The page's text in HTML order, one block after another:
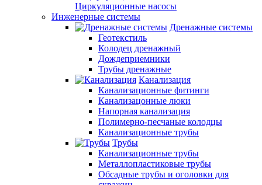
Циркуляционные насосы
Инженерные системы
Дренажные системы
Геотекстиль
Колодец дренажный
Дождеприемники
Трубы дренажные
Канализация
Канализационные фитинги
Канализацонные люки
Напорная канализация
Полимерно-песчаные колодцы
Канализационные трубы
Трубы
Канализационные трубы
Металлопластиковые трубы
Обсадные трубы и оголовки для